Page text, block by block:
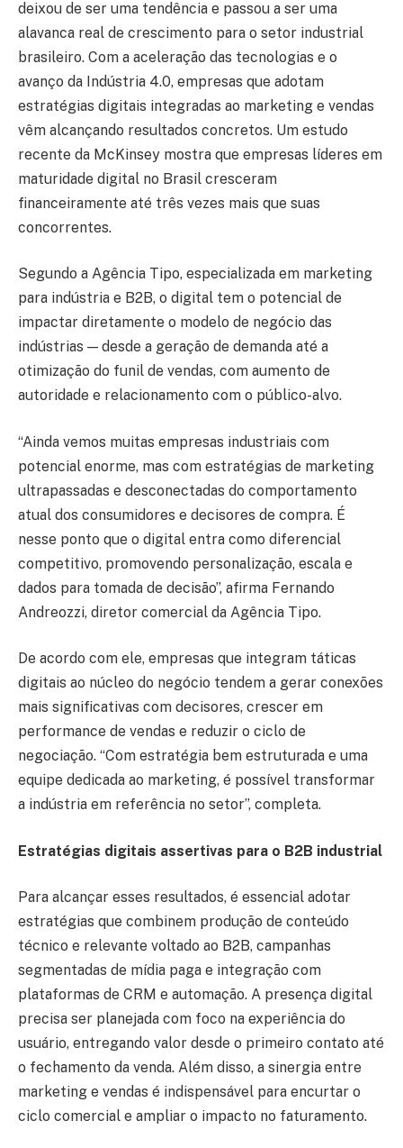
deixou de ser uma tendência e passou a ser uma
alavanca real de crescimento para o setor industrial
brasileiro. Com a aceleração das tecnologias e o
avanço da Indústria 4.0, empresas que adotam
estratégias digitais integradas ao marketing e vendas
vêm alcançando resultados concretos. Um estudo
recente da McKinsey mostra que empresas líderes em
maturidade digital no Brasil cresceram
financeiramente até três vezes mais que suas
concorrentes.
Segundo a Agência Tipo, especializada em marketing
para indústria e B2B, o digital tem o potencial de
impactar diretamente o modelo de negócio das
indústrias — desde a geração de demanda até a
otimização do funil de vendas, com aumento de
autoridade e relacionamento com o público-alvo.
“Ainda vemos muitas empresas industriais com
potencial enorme, mas com estratégias de marketing
ultrapassadas e desconectadas do comportamento
atual dos consumidores e decisores de compra. É
nesse ponto que o digital entra como diferencial
competitivo, promovendo personalização, escala e
dados para tomada de decisão”, afirma Fernando
Andreozzi, diretor comercial da Agência Tipo.
De acordo com ele, empresas que integram táticas
digitais ao núcleo do negócio tendem a gerar conexões
mais significativas com decisores, crescer em
performance de vendas e reduzir o ciclo de
negociação. “Com estratégia bem estruturada e uma
equipe dedicada ao marketing, é possível transformar
a indústria em referência no setor”, completa.
Estratégias digitais assertivas para o B2B industrial
Para alcançar esses resultados, é essencial adotar
estratégias que combinem produção de conteúdo
técnico e relevante voltado ao B2B, campanhas
segmentadas de mídia paga e integração com
plataformas de CRM e automação. A presença digital
precisa ser planejada com foco na experiência do
usuário, entregando valor desde o primeiro contato até
o fechamento da venda. Além disso, a sinergia entre
marketing e vendas é indispensável para encurtar o
ciclo comercial e ampliar o impacto no faturamento.